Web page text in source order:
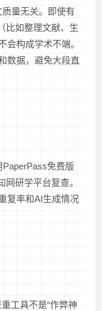
量无关。即使有
比如整理文献、生
会构成学术不端。
数据，避免大段直
免费版
研学平台复查。
复率和AI生成情况
工具不是“作弊神